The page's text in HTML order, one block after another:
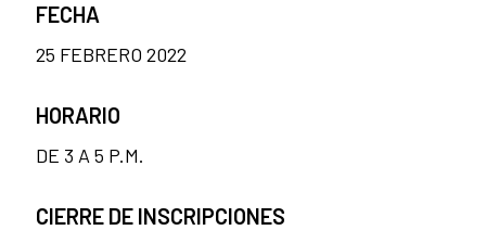
FECHA
25 FEBRERO 2022
HORARIO
DE 3 A 5 P.M.
CIERRE DE INSCRIPCIONES